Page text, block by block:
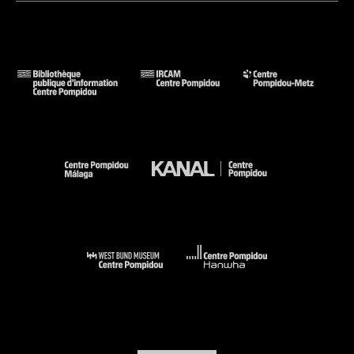
dir. de Brigitte Leal) (cit. p. 128, 134 ; reprod. coul. p. 135) . N°
La Répétition. Dans les collections du Centre Pompidou :
Voir la notice sur le portail de la Bibliothèque Kandinsky
Paris : Centre Pompidou, 2025 (fig. 33 cit. p. 56, 72 et reprod.
coul. p. 102-103 [détail]) . N° isbn 978-84-19080-26-4